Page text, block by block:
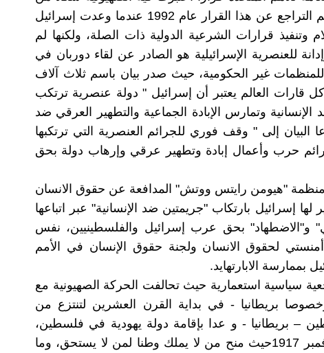
أشكال العنصرية – وقد تم التراجع عن هذا القرار عام 1992 عندما وعدت إسرائيل
وتنفيذ قرارات الشرعية الدولية ذات الصلة، ولكنها لم
للعنصرية الإسرائيلية هو الصادر عن لقاء دوربان في
جنوب إفريقيا 2/9/2002 للمنظمات غير الحكومية، حيث صدر بيان باسم ثلاث آلاف
قارات العالم يعتبر أن إسرائيل " دولة عنصرية ترتكب
وتمارس الإبادة الجماعية والتطهير العرقي ضد
البيان إلى " وقف فوري للجرائم العنصرية التي ترتكبها
جرائم حرب وأعمال إبادة وتطهير عرقي وإرهاب دولة بحق
2021 اتهمت منظمة "هيومن رايتس ووتش" المدافعة عن حقوق الانسان
إسرائيل بارتكاب "جريمتين ضد الإنسانية" عبر اتباعها
و"الاضطهاد" بحق عرب إسرائيل والفلسطينيين، نفس
لحقوق الانسان ولجنة حقوق الإنسان في الأمم
بممارسة الابارتهايد.
سياسية استعمارية حيث تحالفت الحركة الصهيونية مع
بريطانيا - في بداية القرن العشرين لتنتزع من
– بريطانيا - و عدا بإقامة دولة يهودية في فلسطين،
وهو وعد بلفور في 2 نوفمبر 1917حيث منح من لا يملك وطنا لمن لا يستحق، وما